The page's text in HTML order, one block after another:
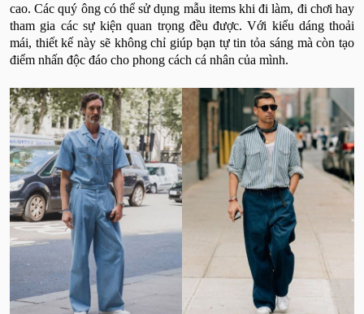
cao. Các quý ông có thể sử dụng mẫu items khi đi làm, đi chơi hay
tham gia các sự kiện quan trọng đều được. Với kiểu dáng thoải
mái, thiết kế này sẽ không chỉ giúp bạn tự tin tỏa sáng mà còn tạo
điểm nhấn độc đáo cho phong cách cá nhân của mình.